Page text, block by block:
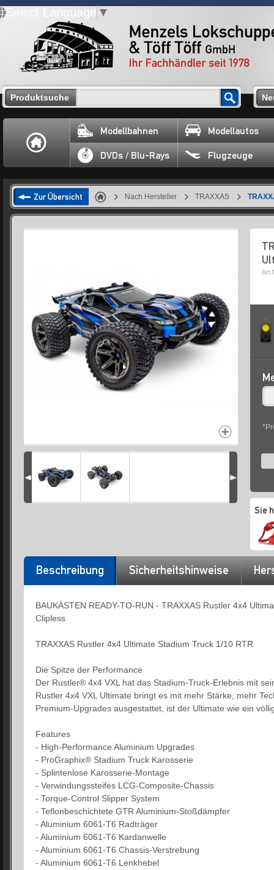
Select Language ▼
Produktsuche
Modellbahnen Modellautos
DVDs / Blu-Rays Flugzeuge
Zur Übersicht Nach Hersteller TRAXXAS
Sie
Beschreibung Sicherheitshinweise
BAUKÄSTEN READY-TO-RUN - TRAXXAS Rustler 4x4
Clipless
TRAXXAS Rustler 4x4 Ultimate Stadium Truck 1/10 RTR
Die Spitze der Performance
Der Rustler® 4x4 VXL hat das Stadium-Truck-Erlebnis mit
Rustler 4x4 VXL Ultimate bringt es mit mehr Stärke, mehr
Premium-Upgrades ausgestattet, ist der Ultimate wie ein
Features
- High-Performance Aluminium Upgrades
- ProGraphix® Stadium Truck Karosserie
- Splintenlose Karosserie-Montage
- Verwindungssteifes LCG-Composite-Chassis
- Torque-Control Slipper System
- Teflonbeschichtete GTR Aluminium-Stoßdämpfer
- Aluminium 6061-T6 Radträger
- Aluminium 6061-T6 Kardanwelle
- Aluminium 6061-T6 Chassis-Verstrebung
- Aluminium 6061-T6 Lenkhebel